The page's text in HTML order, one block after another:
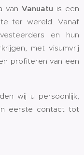
van Vanuatu is een
ter wereld. Vanaf
en hun
met visumvrij
profiteren van een
wij u persoonlijk,
eerste contact tot